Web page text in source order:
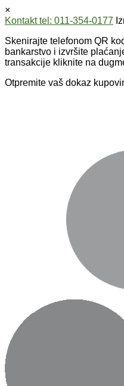
×
Kontakt tel: 011-354-0177
Skenirajte telefonom QR
bankarstvo i izvršite
transakcije kliknite na
Otpremite vaš dokaz